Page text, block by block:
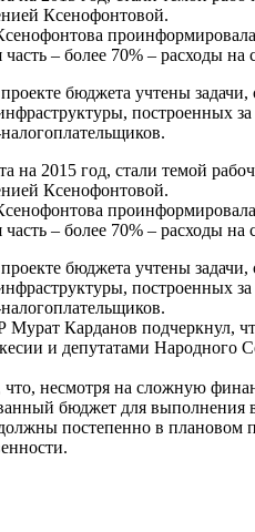
Ксенофонтовой.
– более 70% – расходы на
бюджета учтены
построенных
2015 год, стали темой
Ксенофонтовой.
– более 70% – расходы на
бюджета учтены
построенных
Карданов подчеркнул,
и депутатами
несмотря на сложную
бюджет для выполнения
постепенно в